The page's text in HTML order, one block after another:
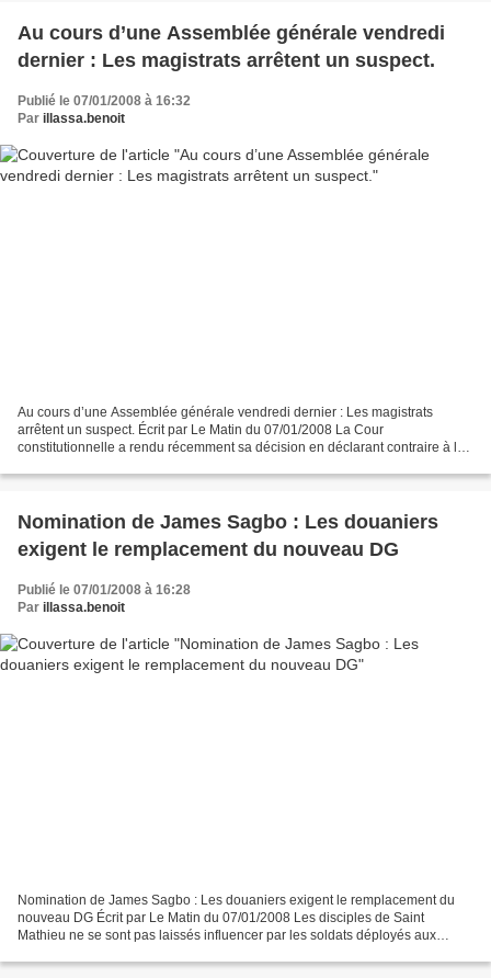
Au cours d’une Assemblée générale vendredi
dernier : Les magistrats arrêtent un suspect.
Publié le 07/01/2008 à 16:32
Par illassa.benoit
Au cours d’une Assemblée générale vendredi dernier : Les magistrats
arrêtent un suspect. Écrit par Le Matin du 07/01/2008 La Cour
constitutionnelle a rendu récemment sa décision en déclarant contraire à la
Nomination de James Sagbo : Les douaniers
exigent le remplacement du nouveau DG
Publié le 07/01/2008 à 16:28
Par illassa.benoit
Nomination de James Sagbo : Les douaniers exigent le remplacement du
nouveau DG Écrit par Le Matin du 07/01/2008 Les disciples de Saint
Mathieu ne se sont pas laissés influencer par les soldats déployés aux